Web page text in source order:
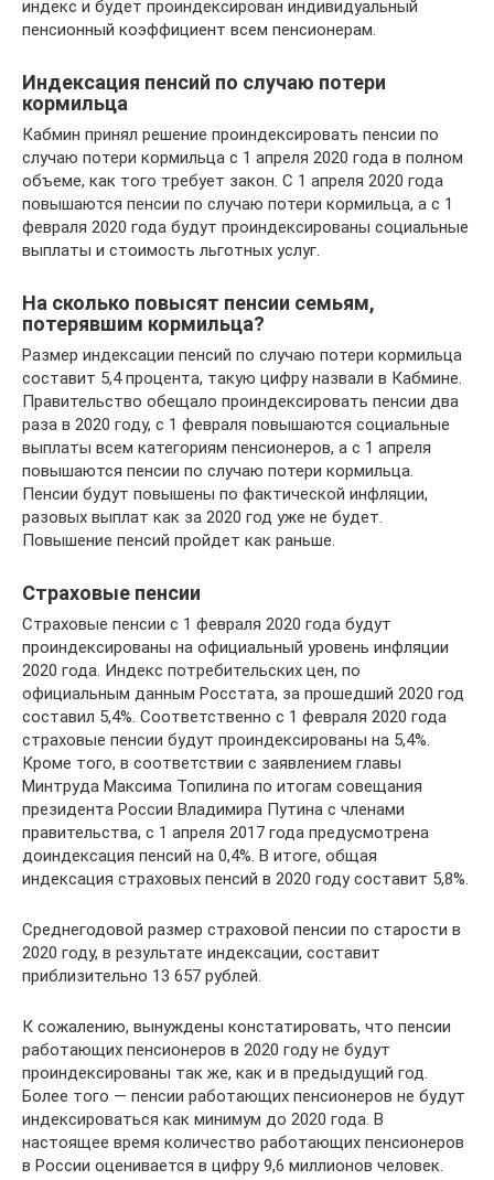
индекс и будет проиндексирован индивидуальный
пенсионный коэффициент всем пенсионерам.
Индексация пенсий по случаю потери
кормильца
Кабмин принял решение проиндексировать пенсии по
случаю потери кормильца с 1 апреля 2020 года в полном
объеме, как того требует закон. С 1 апреля 2020 года
повышаются пенсии по случаю потери кормильца, а с 1
февраля 2020 года будут проиндексированы социальные
выплаты и стоимость льготных услуг.
На сколько повысят пенсии семьям,
потерявшим кормильца?
Размер индексации пенсий по случаю потери кормильца
составит 5,4 процента, такую цифру назвали в Кабмине.
Правительство обещало проиндексировать пенсии два
раза в 2020 году, с 1 февраля повышаются социальные
выплаты всем категориям пенсионеров, а с 1 апреля
повышаются пенсии по случаю потери кормильца.
Пенсии будут повышены по фактической инфляции,
разовых выплат как за 2020 год уже не будет.
Повышение пенсий пройдет как раньше.
Страховые пенсии
Страховые пенсии с 1 февраля 2020 года будут
проиндексированы на официальный уровень инфляции
2020 года. Индекс потребительских цен, по
официальным данным Росстата, за прошедший 2020 год
составил 5,4%. Соответственно с 1 февраля 2020 года
страховые пенсии будут проиндексированы на 5,4%.
Кроме того, в соответствии с заявлением главы
Минтруда Максима Топилина по итогам совещания
президента России Владимира Путина с членами
правительства, с 1 апреля 2017 года предусмотрена
доиндексация пенсий на 0,4%. В итоге, общая
индексация страховых пенсий в 2020 году составит 5,8%.
Среднегодовой размер страховой пенсии по старости в
2020 году, в результате индексации, составит
приблизительно 13 657 рублей.
К сожалению, вынуждены констатировать, что пенсии
работающих пенсионеров в 2020 году не будут
проиндексированы так же, как и в предыдущий год.
Более того — пенсии работающих пенсионеров не будут
индексироваться как минимум до 2020 года. В
настоящее время количество работающих пенсионеров
в России оценивается в цифру 9,6 миллионов человек.